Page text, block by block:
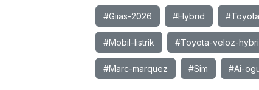
#Giias-2026 #Hybrid #Toyota
#Mobil-listrik #Toyota-veloz-
#Marc-marquez #Sim #Ai-